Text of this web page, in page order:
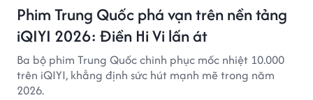
Phim Trung Quốc phá vạn trên nền tảng
iQIYI 2026: Điền Hi Vi lấn át
Ba bộ phim Trung Quốc chinh phục mốc nhiệt 10.000
trên iQIYI, khẳng định sức hút mạnh mẽ trong năm
2026.